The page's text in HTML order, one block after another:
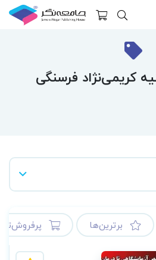
کریمی‌نژاد فرسنگی
برترین‌ها